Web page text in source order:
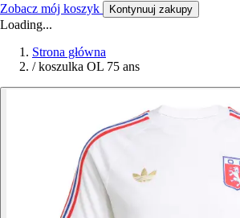
Zobacz mój koszyk Kontynuuj zakupy
Loading...
Strona główna
/ koszulka OL 75 ans